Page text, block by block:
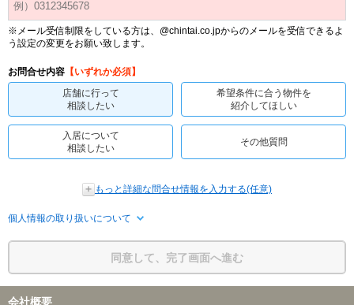
※メール受信制限をしている方は、@chintai.co.jpからのメールを受信できるよ
う設定の変更をお願い致します。
お問合せ内容 【いずれか必須】
店舗に行って
相談したい
希望条件に合う物件を
紹介してほしい
入居について
相談したい
その他質問
もっと詳細な問合せ情報を入力する(任意)
個人情報の取り扱いについて
同意して、完了画面へ進む
会社概要